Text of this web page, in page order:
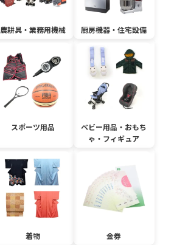
農耕具・業務用機械 厨房機器・住宅設備
スポーツ用品
ベビー用品・おもち
ゃ・フィギュア
着物 金券